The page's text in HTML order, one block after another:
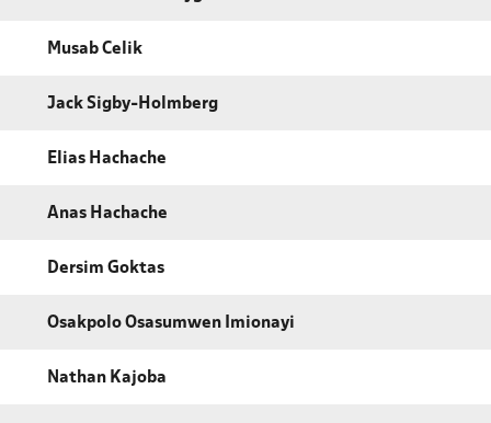
Musab Celik
Jack Sigby-Holmberg
Elias Hachache
Anas Hachache
Dersim Goktas
Osakpolo Osasumwen Imionayi
Nathan Kajoba